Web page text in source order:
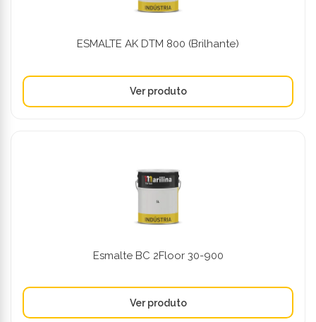
ESMALTE AK DTM 800 (Brilhante)
Esmalte BC 2Floor 30-900